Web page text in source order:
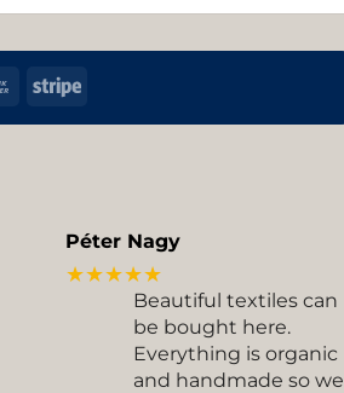
Bank
Stripe
Péter Nagy
★★★★★
Beautiful textiles can
be bought here.
Everything is organic
and handmade so we